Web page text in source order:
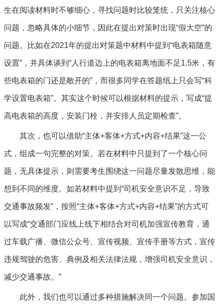
生在阅读材料时不够细心，寻找问题时比较笼统，只关注核心
问题，忽略具体的小细节，因此在提出对策时出现“假大空”的
问题。比如在2021年的提出对策题中材料中提到“电表箱随意
设置”，并具体谈到“人行道边上的电表箱离地面不足1.5米，有
些电表箱的门还是敞开的”，而很多同学在答题纸上只会写“科
学设置电表箱”。其实这个时候可以根据材料的提示，写成“提
高电表箱的高度，安装门栓，并安排人员定期检查”。
其次，也可以借助“主体+客体+方式+内容+结果”这一公
式，组成一句完整的对策。若在材料中只提到了一个核心问
题，无具体提示，则需要考生围绕这一问题尽量发散思维，能
想到不同的维度。如若材料中提到“司机安全意识不足，导致
交通事故频发”，按照“主体+客体+方式+内容+结果”的方式可
以写成“交通部门应线上线下相结合对司机加强宣传教育，通
过车载广播、微信公众号、宣传视频、宣传手册等方式，宣传
违规驾驶的危害、典例及相关法律法规，增强司机安全意识，
减少交通事故。”
此外，我们也可以通过多种措施解决同一个问题。参加国